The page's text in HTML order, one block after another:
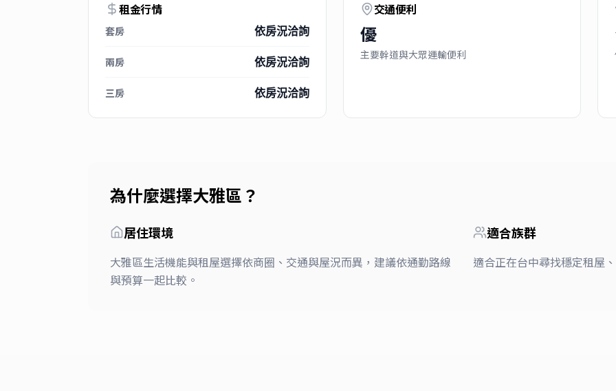
租金行情
套房 依房況洽詢
兩房 依房況洽詢
三房 依房況洽詢
交通便利
優
主要幹道與大眾運輸便利
為什麼選擇大雅區 ？
居住環境
大雅區生活機能與租屋選擇依商圈、交通與屋況而異，建議依通勤路線
與預算一起比較。
適合族群
適合正在台中尋找穩定租屋